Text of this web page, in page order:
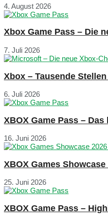
4. August 2026
Xbox Game Pass – Die
7. Juli 2026
Xbox – Tausende
6. Juli 2026
XBOX Game Pass –
16. Juni 2026
XBOX Games
25. Juni 2026
XBOX Game Pass –